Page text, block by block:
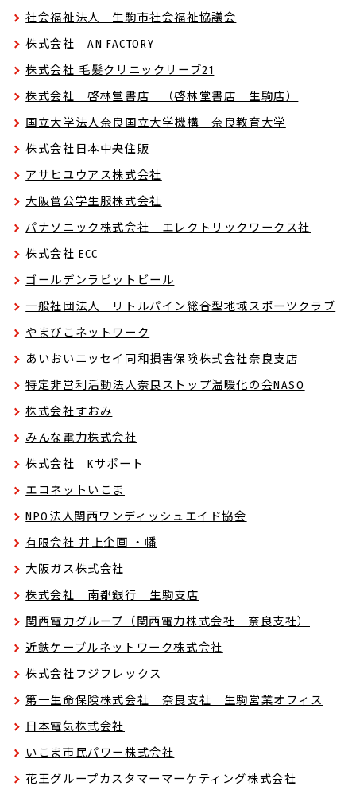
社会福祉法人 生駒市社会福祉協議会
株式会社 AN FACTORY
株式会社 毛髪クリニックリーブ21
株式会社 啓林堂書店 （啓林堂書店 生駒店）
国立大学法人奈良国立大学機構 奈良教育大学
株式会社日本中央住販
アサヒユウアス株式会社
大阪菅公学生服株式会社
パナソニック株式会社 エレクトリックワークス社
株式会社 ECC
ゴールデンラビットビール
一般社団法人 リトルパイン総合型地域スポーツクラブ
やまびこネットワーク
あいおいニッセイ同和損害保険株式会社奈良支店
特定非営利活動法人奈良ストップ温暖化の会NASO
株式会社すおみ
みんな電力株式会社
株式会社 Kサポート
エコネットいこま
NPO法人関西ワンディッシュエイド協会
有限会社 井上企画 ・幡
大阪ガス株式会社
株式会社 南都銀行 生駒支店
関西電力グループ（関西電力株式会社 奈良支社）
近鉄ケーブルネットワーク株式会社
株式会社フジフレックス
第一生命保険株式会社 奈良支社 生駒営業オフィス
日本電気株式会社
いこま市民パワー株式会社
花王グループカスタマーマーケティング株式会社